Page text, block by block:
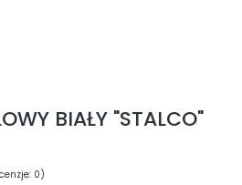
BIAŁY "STALCO"
0)